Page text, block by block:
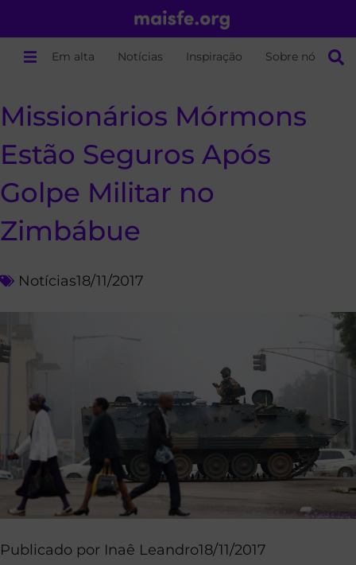
Em alta Notícias Inspiração Sobre nós
Missionários Mórmons
Estão Seguros Após
Golpe Militar no
Zimbábue
Notícias18/11/2017
Publicado por Inaê Leandro18/11/2017